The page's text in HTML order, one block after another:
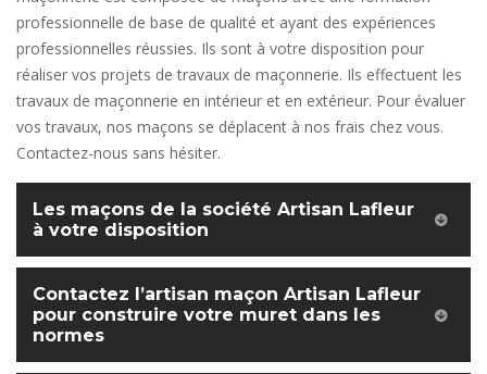
professionnelle de base de qualité et ayant des expériences
professionnelles réussies. Ils sont à votre disposition pour
réaliser vos projets de travaux de maçonnerie. Ils effectuent les
travaux de maçonnerie en intérieur et en extérieur. Pour évaluer
vos travaux, nos maçons se déplacent à nos frais chez vous.
Contactez-nous sans hésiter.
Les maçons de la société Artisan Lafleur
à votre disposition
Contactez l’artisan maçon Artisan Lafleur
pour construire votre muret dans les
normes